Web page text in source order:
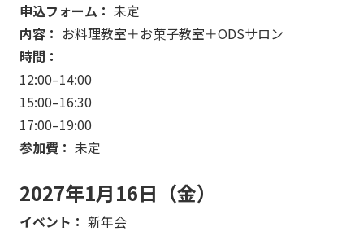
申込フォーム： 未定
内容： お料理教室＋お菓子教室＋ODSサロン
時間：
12:00–14:00
15:00–16:30
17:00–19:00
参加費： 未定
2027年1月16日（金）
イベント： 新年会